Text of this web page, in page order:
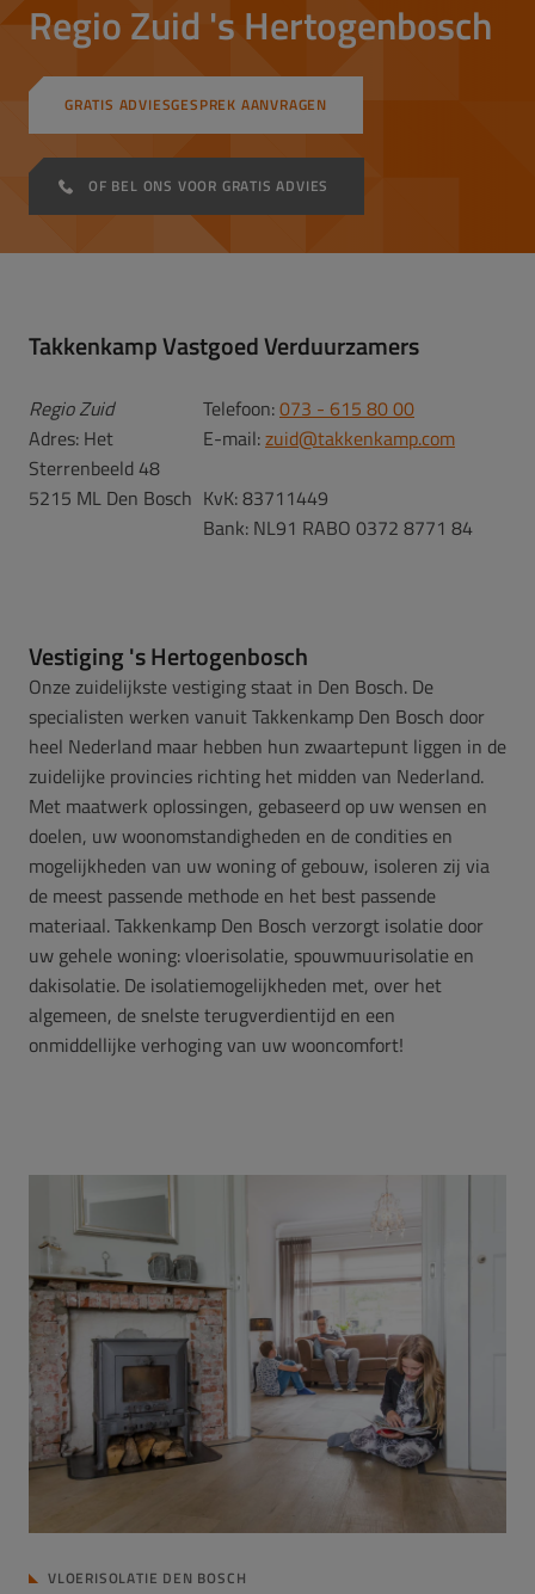
Regio Zuid 's Hertogenbosch
GRATIS ADVIESGESPREK AANVRAGEN
OF BEL ONS VOOR GRATIS ADVIES
Takkenkamp Vastgoed Verduurzamers
Regio Zuid
Adres: Het
Sterrenbeeld 48
5215 ML Den Bosch
Telefoon:073 - 615 80 00
E-mail:zuid@takkenkamp.com
KvK: 83711449
Bank: NL91 RABO 0372 8771 84
Vestiging 's Hertogenbosch
Onze zuidelijkste vestiging staat in Den Bosch. De
specialisten werken vanuit Takkenkamp Den Bosch door
heel Nederland maar hebben hun zwaartepunt liggen in de
zuidelijke provincies richting het midden van Nederland.
Met maatwerk oplossingen, gebaseerd op uw wensen en
doelen, uw woonomstandigheden en de condities en
mogelijkheden van uw woning of gebouw, isoleren zij via
de meest passende methode en het best passende
materiaal.Takkenkamp Den Bosch verzorgt isolatie door
uw gehele woning: vloerisolatie, spouwmuurisolatie en
dakisolatie. De isolatiemogelijkheden met, over het
algemeen, de snelste terugverdientijd en een
onmiddellijke verhoging van uw wooncomfort!
VLOERISOLATIE DEN BOSCH